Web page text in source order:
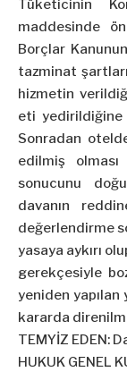
Tüketicinin
maddesinde
Borçlar
tazminat
hizmetin
eti yedirildiğine
Sonradan
edilmiş
sonucunu
davanın
değerlendirme
yasaya aykırı
gerekçesiyle
yeniden yapılan
kararda
TEMYİZ EDEN:
HUKUK GENEL